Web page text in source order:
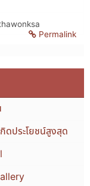
Permalink
ดประโยชน์สูงสุด